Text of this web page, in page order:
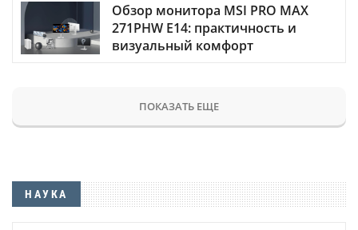
Обзор монитора MSI PRO MAX
271PHW E14: практичность и
визуальный комфорт
ПОКАЗАТЬ ЕЩЕ
НАУКА